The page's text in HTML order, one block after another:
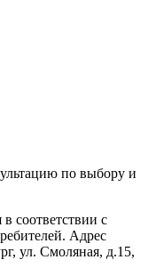
по выбору и
в соответствии с
Адрес
ул. Смоляная, д.15,